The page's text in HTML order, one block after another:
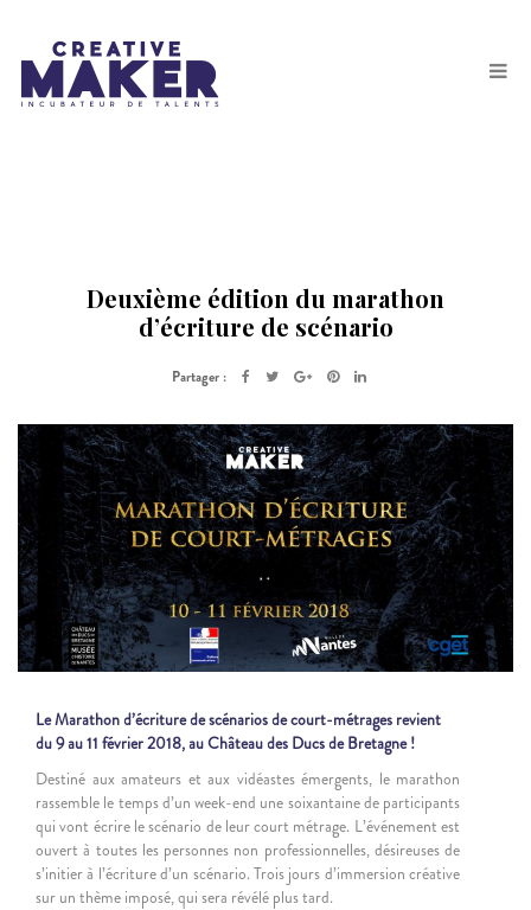
Deuxième édition du marathon
d’écriture de scénario
Partager :
Le Marathon d’écriture de scénarios de court-métrages revient
du 9 au 11 février 2018, au Château des Ducs de Bretagne !
Destiné aux amateurs et aux vidéastes émergents, le marathon
rassemble le temps d’un week-end une soixantaine de participants
qui vont écrire le scénario de leur court métrage. L’événement est
ouvert à toutes les personnes non professionnelles, désireuses de
s’initier à l’écriture d’un scénario. Trois jours d’immersion créative
sur un thème imposé, qui sera révélé plus tard.